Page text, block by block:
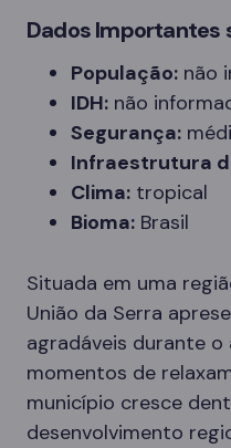
Dados Importantes
População: não
IDH: não
Segurança:
Infraestrutura
Clima: tropical
Bioma: Brasil
Situada em uma
União da Serra
agradáveis durante
momentos de
município cresce
desenvolvimento